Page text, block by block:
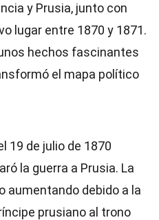
y Prusia, junto con
lugar entre 1870 y 1871.
hechos fascinantes
el mapa político
19 de julio de 1870
la guerra a Prusia. La
aumentando debido a la
prusiano al trono